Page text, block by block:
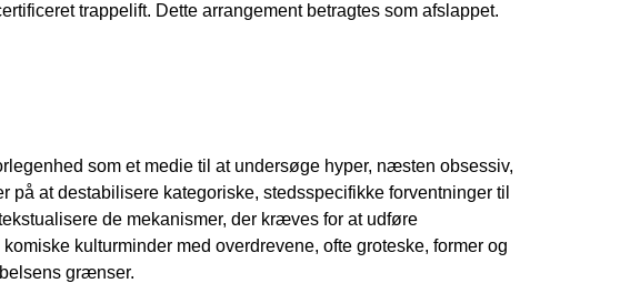
trappelift. Dette arrangement betragtes som afslappet.
som et medie til at undersøge hyper, næsten obsessiv,
at destabilisere kategoriske, stedsspecifikke forventninger til
de mekanismer, der kræves for at udføre
kulturminder med overdrevene, ofte groteske, former og
grænser.